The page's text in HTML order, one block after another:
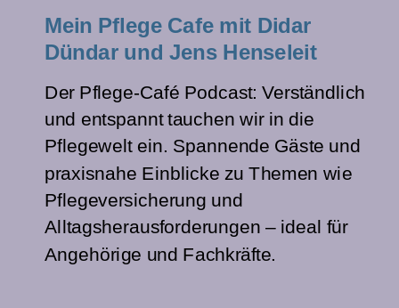
Mein Pflege Cafe mit Didar
Dündar und Jens Henseleit
Der Pflege-Café Podcast: Verständlich
und entspannt tauchen wir in die
Pflegewelt ein. Spannende Gäste und
praxisnahe Einblicke zu Themen wie
Pflegeversicherung und
Alltagsherausforderungen – ideal für
Angehörige und Fachkräfte.